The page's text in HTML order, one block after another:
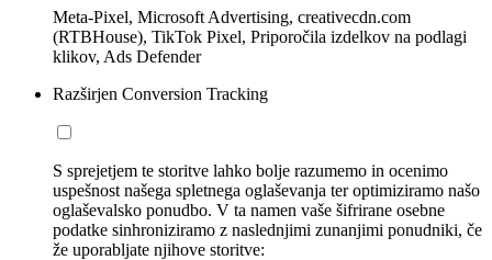
Meta-Pixel, Microsoft Advertising, creativecdn.com
(RTBHouse), TikTok Pixel, Priporočila izdelkov na podlagi
klikov, Ads Defender
Razširjen Conversion Tracking
S sprejetjem te storitve lahko bolje razumemo in ocenimo
uspešnost našega spletnega oglaševanja ter optimiziramo našo
oglaševalsko ponudbo. V ta namen vaše šifrirane osebne
podatke sinhroniziramo z naslednjimi zunanjimi ponudniki, če
že uporabljate njihove storitve: